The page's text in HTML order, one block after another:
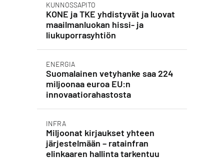
KUNNOSSAPITO
KONE ja TKE yhdistyvät ja luovat
maailmanluokan hissi- ja
liukuporrasyhtiön
ENERGIA
Suomalainen vetyhanke saa 224
miljoonaa euroa EU:n
innovaatiorahastosta
INFRA
Miljoonat kirjaukset yhteen
järjestelmään – ratainfran
elinkaaren hallinta tarkentuu